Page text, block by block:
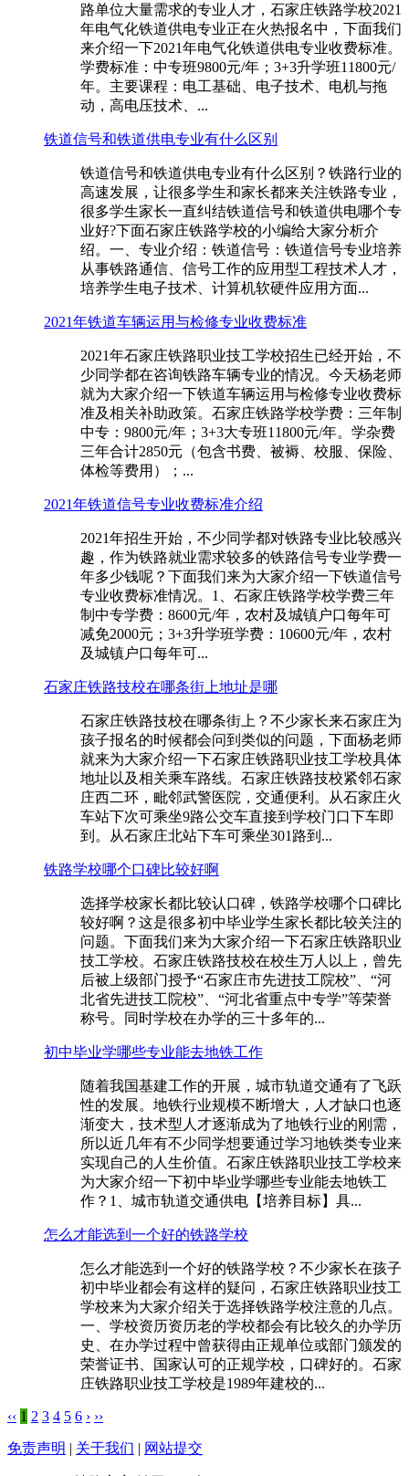
路单位大量需求的专业人才，石家庄铁路学校2021
年电气化铁道供电专业正在火热报名中，下面我们
来介绍一下2021年电气化铁道供电专业收费标准。
学费标准：中专班9800元/年；3+3升学班11800元/
年。主要课程：电工基础、电子技术、电机与拖
动，高电压技术、...
铁道信号和铁道供电专业有什么区别
铁道信号和铁道供电专业有什么区别？铁路行业的
高速发展，让很多学生和家长都来关注铁路专业，
很多学生家长一直纠结铁道信号和铁道供电哪个专
业好?下面石家庄铁路学校的小编给大家分析介
绍。一、专业介绍：铁道信号：铁道信号专业培养
从事铁路通信、信号工作的应用型工程技术人才，
培养学生电子技术、计算机软硬件应用方面...
2021年铁道车辆运用与检修专业收费标准
2021年石家庄铁路职业技工学校招生已经开始，不
少同学都在咨询铁路车辆专业的情况。今天杨老师
就为大家介绍一下铁道车辆运用与检修专业收费标
准及相关补助政策。石家庄铁路学校学费：三年制
中专：9800元/年；3+3大专班11800元/年。学杂费
三年合计2850元（包含书费、被褥、校服、保险、
体检等费用）；...
2021年铁道信号专业收费标准介绍
2021年招生开始，不少同学都对铁路专业比较感兴
趣，作为铁路就业需求较多的铁路信号专业学费一
年多少钱呢？下面我们来为大家介绍一下铁道信号
专业收费标准情况。1、石家庄铁路学校学费三年
制中专学费：8600元/年，农村及城镇户口每年可
减免2000元；3+3升学班学费：10600元/年，农村
及城镇户口每年可...
石家庄铁路技校在哪条街上地址是哪
石家庄铁路技校在哪条街上？不少家长来石家庄为
孩子报名的时候都会问到类似的问题，下面杨老师
就来为大家介绍一下石家庄铁路职业技工学校具体
地址以及相关乘车路线。石家庄铁路技校紧邻石家
庄西二环，毗邻武警医院，交通便利。从石家庄火
车站下次可乘坐9路公交车直接到学校门口下车即
到。从石家庄北站下车可乘坐301路到...
铁路学校哪个口碑比较好啊
选择学校家长都比较认口碑，铁路学校哪个口碑比
较好啊？这是很多初中毕业学生家长都比较关注的
问题。下面我们来为大家介绍一下石家庄铁路职业
技工学校。石家庄铁路技校在校生万人以上，曾先
后被上级部门授予“石家庄市先进技工院校”、“河
北省先进技工院校”、“河北省重点中专学”等荣誉
称号。同时学校在办学的三十多年的...
初中毕业学哪些专业能去地铁工作
随着我国基建工作的开展，城市轨道交通有了飞跃
性的发展。地铁行业规模不断增大，人才缺口也逐
渐变大，技术型人才逐渐成为了地铁行业的刚需，
所以近几年有不少同学想要通过学习地铁类专业来
实现自己的人生价值。石家庄铁路职业技工学校来
为大家介绍一下初中毕业学哪些专业能去地铁工
作？1、城市轨道交通供电【培养目标】具...
怎么才能选到一个好的铁路学校
怎么才能选到一个好的铁路学校？不少家长在孩子
初中毕业都会有这样的疑问，石家庄铁路职业技工
学校来为大家介绍关于选择铁路学校注意的几点。
一、学校资历资历老的学校都会有比较久的办学历
史、在办学过程中曾获得由正规单位或部门颁发的
荣誉证书、国家认可的正规学校，口碑好的。石家
庄铁路职业技工学校是1989年建校的...
‹‹ 1 2 3 4 5 6 › ››
免责声明 | 关于我们 | 网站提交